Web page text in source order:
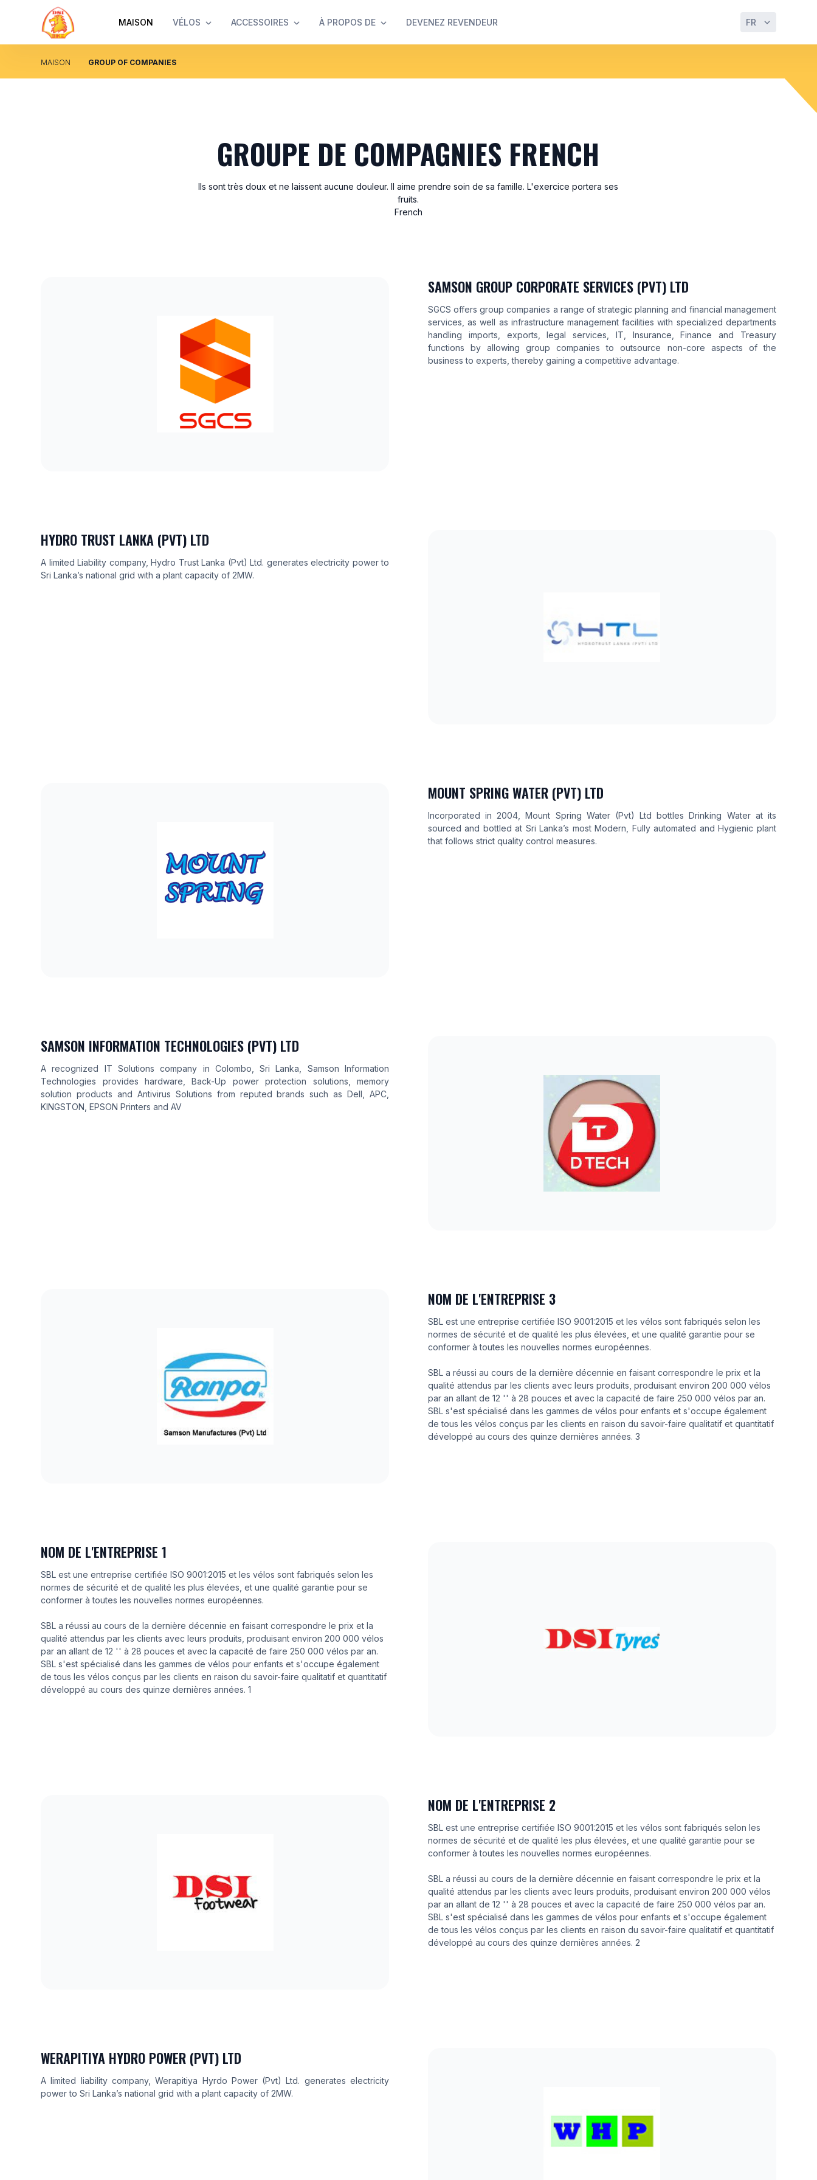
MAISON VÉLOS ACCESSOIRES À PROPOS DE DEVENEZ REVENDEUR FR
MAISON GROUP OF COMPANIES
GROUPE DE COMPAGNIES FRENCH
Ils sont très doux et ne laissent aucune douleur. Il aime prendre soin de sa famille. L'exercice portera ses
fruits.
French
SAMSON GROUP CORPORATE SERVICES (PVT) LTD
SGCS offers group companies a range of strategic planning and financial management
services, as well as infrastructure management facilities with specialized departments
handling imports, exports, legal services, IT, Insurance, Finance and Treasury
functions by allowing group companies to outsource non-core aspects of the
business to experts, thereby gaining a competitive advantage.
HYDRO TRUST LANKA (PVT) LTD
A limited Liability company, Hydro Trust Lanka (Pvt) Ltd. generates electricity power to
Sri Lanka’s national grid with a plant capacity of 2MW.
MOUNT SPRING WATER (PVT) LTD
Incorporated in 2004, Mount Spring Water (Pvt) Ltd bottles Drinking Water at its
sourced and bottled at Sri Lanka’s most Modern, Fully automated and Hygienic plant
that follows strict quality control measures.
SAMSON INFORMATION TECHNOLOGIES (PVT) LTD
A recognized IT Solutions company in Colombo, Sri Lanka, Samson Information
Technologies provides hardware, Back-Up power protection solutions, memory
solution products and Antivirus Solutions from reputed brands such as Dell, APC,
KINGSTON, EPSON Printers and AV
NOM DE L'ENTREPRISE 3
SBL est une entreprise certifiée ISO 9001:2015 et les vélos sont fabriqués selon les
normes de sécurité et de qualité les plus élevées, et une qualité garantie pour se
conformer à toutes les nouvelles normes européennes.
SBL a réussi au cours de la dernière décennie en faisant correspondre le prix et la
qualité attendus par les clients avec leurs produits, produisant environ 200 000 vélos
par an allant de 12 '' à 28 pouces et avec la capacité de faire 250 000 vélos par an.
SBL s'est spécialisé dans les gammes de vélos pour enfants et s'occupe également
de tous les vélos conçus par les clients en raison du savoir-faire qualitatif et quantitatif
développé au cours des quinze dernières années. 3
NOM DE L'ENTREPRISE 1
SBL est une entreprise certifiée ISO 9001:2015 et les vélos sont fabriqués selon les
normes de sécurité et de qualité les plus élevées, et une qualité garantie pour se
conformer à toutes les nouvelles normes européennes.
SBL a réussi au cours de la dernière décennie en faisant correspondre le prix et la
qualité attendus par les clients avec leurs produits, produisant environ 200 000 vélos
par an allant de 12 '' à 28 pouces et avec la capacité de faire 250 000 vélos par an.
SBL s'est spécialisé dans les gammes de vélos pour enfants et s'occupe également
de tous les vélos conçus par les clients en raison du savoir-faire qualitatif et quantitatif
développé au cours des quinze dernières années. 1
NOM DE L'ENTREPRISE 2
SBL est une entreprise certifiée ISO 9001:2015 et les vélos sont fabriqués selon les
normes de sécurité et de qualité les plus élevées, et une qualité garantie pour se
conformer à toutes les nouvelles normes européennes.
SBL a réussi au cours de la dernière décennie en faisant correspondre le prix et la
qualité attendus par les clients avec leurs produits, produisant environ 200 000 vélos
par an allant de 12 '' à 28 pouces et avec la capacité de faire 250 000 vélos par an.
SBL s'est spécialisé dans les gammes de vélos pour enfants et s'occupe également
de tous les vélos conçus par les clients en raison du savoir-faire qualitatif et quantitatif
développé au cours des quinze dernières années. 2
WERAPITIYA HYDRO POWER (PVT) LTD
A limited liability company, Werapitiya Hyrdo Power (Pvt) Ltd. generates electricity
power to Sri Lanka’s national grid with a plant capacity of 2MW.